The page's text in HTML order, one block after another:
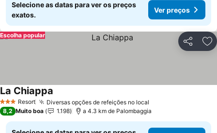
Selecione as datas para ver os preços
exatos.
Ver preços
Partilhar
Escolha popular
3 EstrelasResort Diversas opções de refeições no local
La Chiappa
8,2 Muito boa 1.198 a 4.3 km de Palombaggia